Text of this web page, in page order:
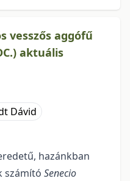
vesszős aggófű
aktuális
Dávid
hazánkban
számító Senecio